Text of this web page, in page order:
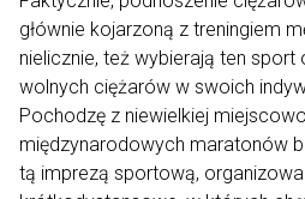
głównie kojarzoną z treningiem
nielicznie, też wybierają ten
wolnych ciężarów w swoich
Pochodzę z niewielkiej
międzynarodowych maratonów
tą imprezą sportową,